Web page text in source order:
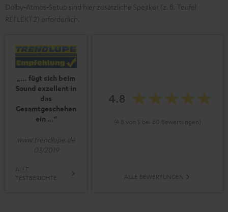
Dolby‑Atmos‑Setup sind hier zusätzliche Speaker (z. B. Teufel
REFLEKT 2) erforderlich.
„… fügt sich beim
Sound exzellent in
das
Gesamtgeschehen
ein …“
www.trendlupe.de
03/2019
ALLE
TESTBERICHTE
4.8
(4.8 von 5 bei 60 Bewertungen)
ALLE BEWERTUNGEN